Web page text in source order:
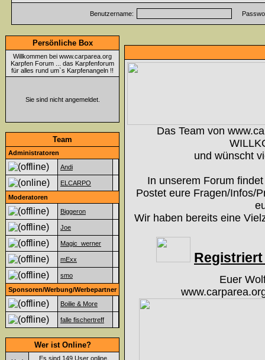
Benutzername:
Persönliche Box
Willkommen bei www.carparea.org
Karpfen Forum ... das Karpfenforum
für alles rund um`s Karpfenangeln !!
Sie sind nicht angemeldet.
Team
Administratoren
Andi
ELCARPO
Moderatoren
Biggeron
Joe
Magic_werner
mExx
smo
Sponsoren/Werbung/Werbepartner
Boilie & More
falle fischertreff
Wer ist Online?
Es sind 149 User online.
Das Team von
und wünscht
In unserem Forum
Postet eure Fragen/Infos/
Wir haben bereits eine
Euer